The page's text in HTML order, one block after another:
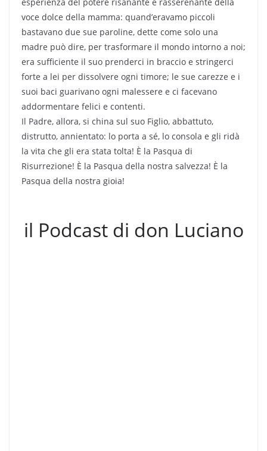
voce dolce della mamma: quand’eravamo piccoli
bastavano due sue paroline, dette come solo una
madre può dire, per trasformare il mondo intorno a noi;
era sufficiente il suo prenderci in braccio e stringerci
forte a lei per dissolvere ogni timore; le sue carezze e i
suoi baci guarivano ogni malessere e ci facevano
addormentare felici e contenti.
Il Padre, allora, si china sul suo Figlio, abbattuto,
distrutto, annientato: lo porta a sé, lo consola e gli ridà
la vita che gli era stata tolta! È la Pasqua di
Risurrezione! È la Pasqua della nostra salvezza! È la
Pasqua della nostra gioia!
il Podcast di don Luciano